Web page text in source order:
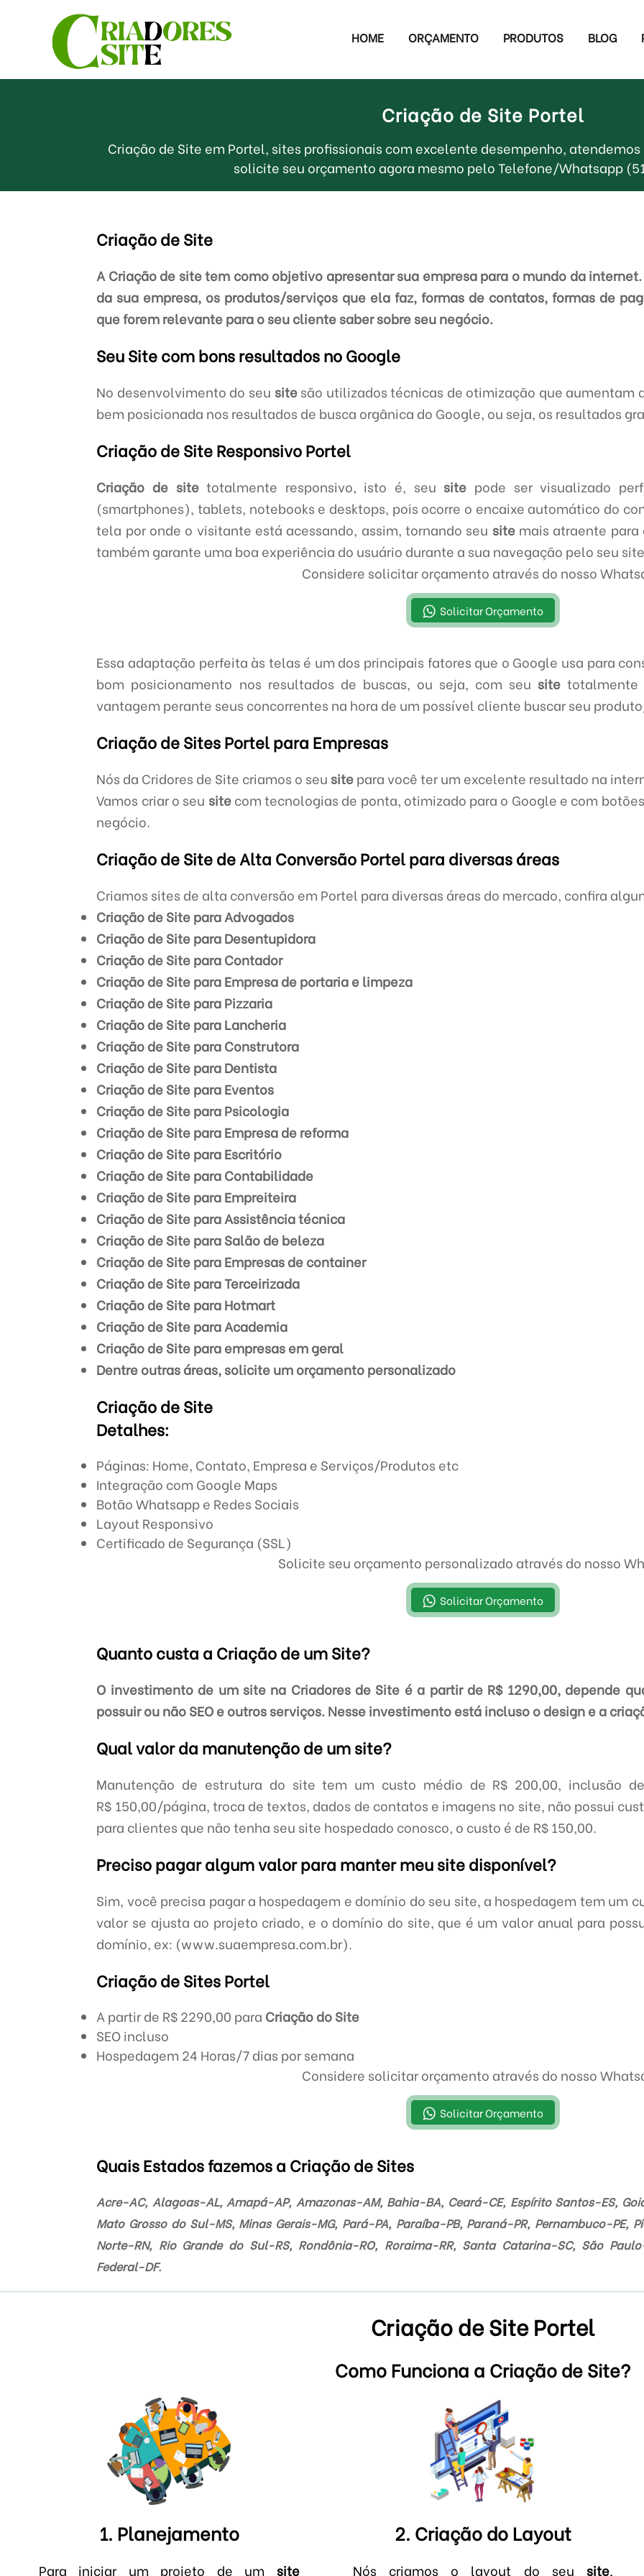
HOME ORÇAMENTO PRODUTOS BLOG
Criação de Site Portel
Criação de Site em Portel, sites profissionais com excelente desempenho,
solicite seu orçamento agora mesmo pelo Telefone/Whatsapp
Criação de Site
A Criação de site tem como objetivo apresentar sua empresa para o mundo da
da sua empresa, os produtos/serviços que ela faz, formas de contatos, formas de
que forem relevante para o seu cliente saber sobre seu negócio.
Seu Site com bons resultados no Google
No desenvolvimento do seu sitesão utilizados técnicas de otimização que aumentam
bem posicionada nos resultados de busca orgânica do Google, ou seja, os resultados
Criação de Site Responsivo Portel
Criação de sitetotalmente responsivo, isto é, seu site pode ser visualizado
(smartphones), tablets, notebooks e desktops, pois ocorre o encaixe automático do
tela por onde o visitante está acessando, assim, tornando seu sitemais atraente para
também garante uma boa experiência do usuário durante a sua navegação pelo seu
Considere solicitar orçamento através do nosso
Solicitar Orçamento
Essa adaptação perfeita às telas é um dos principais fatores que o Google usa para
bom posicionamento nos resultados de buscas, ou seja, com seu site totalmente
vantagem perante seus concorrentes na hora de um possível cliente buscar seu
Criação de Sites Portel para Empresas
Nós da Cridores de Site criamos o seu sitepara você ter um excelente resultado na
Vamos criar o seu sitecom tecnologias de ponta, otimizado para o Google e com
negócio.
Criação de Site de Alta Conversão Portel para diversas áreas
Criamos sites de alta conversão em Portel para diversas áreas do mercado, confira
Criação de Site para Advogados
Criação de Site para Desentupidora
Criação de Site para Contador
Criação de Site para Empresa de portaria e limpeza
Criação de Site para Pizzaria
Criação de Site para Lancheria
Criação de Site para Construtora
Criação de Site para Dentista
Criação de Site para Eventos
Criação de Site para Psicologia
Criação de Site para Empresa de reforma
Criação de Site para Escritório
Criação de Site para Contabilidade
Criação de Site para Empreiteira
Criação de Site para Assistência técnica
Criação de Site para Salão de beleza
Criação de Site para Empresas de container
Criação de Site para Terceirizada
Criação de Site para Hotmart
Criação de Site para Academia
Criação de Site para empresas em geral
Dentre outras áreas, solicite um orçamento personalizado
Criação de Site
Detalhes:
Páginas: Home, Contato, Empresa e Serviços/Produtos etc
Integração com Google Maps
Botão Whatsapp e Redes Sociais
Layout Responsivo
Certificado de Segurança (SSL)
Solicite seu orçamento personalizado através do nosso
Solicitar Orçamento
Quanto custa a Criação de um Site?
O investimento de um site na Criadores de Site é a partir de R$ 1290,00, depende
possuir ou não SEO e outros serviços. Nesse investimento está incluso o design e a
Qual valor da manutenção de um site?
Manutenção de estrutura do site tem um custo médio de R$ 200,00, inclusão
R$ 150,00/página, troca de textos, dados de contatos e imagens no site, não possui
para clientes que não tenha seu site hospedado conosco, o custo é de R$ 150,00.
Preciso pagar algum valor para manter meu site disponível?
Sim, você precisa pagar a hospedagem e domínio do seu site, a hospedagem tem um
valor se ajusta ao projeto criado, e o domínio do site, que é um valor anual para
domínio, ex: (www.suaempresa.com.br).
Criação de Sites Portel
A partir de R$ 2290,00 para Criação do Site
SEO incluso
Hospedagem 24 Horas/7 dias por semana
Considere solicitar orçamento através do nosso
Solicitar Orçamento
Quais Estados fazemos a Criação de Sites
Acre-AC, Alagoas-AL, Amapá-AP, Amazonas-AM, Bahia-BA, Ceará-CE, Espírito Santos-ES,
Mato Grosso do Sul-MS, Minas Gerais-MG, Pará-PA, Paraíba-PB, Paraná-PR, Pernambuco-PE,
Norte-RN, Rio Grande do Sul-RS, Rondônia-RO, Roraima-RR, Santa Catarina-SC, São
Federal-DF.
Criação de Site Portel
Como Funciona a Criação de Site?
1. Planejamento
Para iniciar um projeto de um site
2. Criação do Layout
Nós criamos o layout do seusite,